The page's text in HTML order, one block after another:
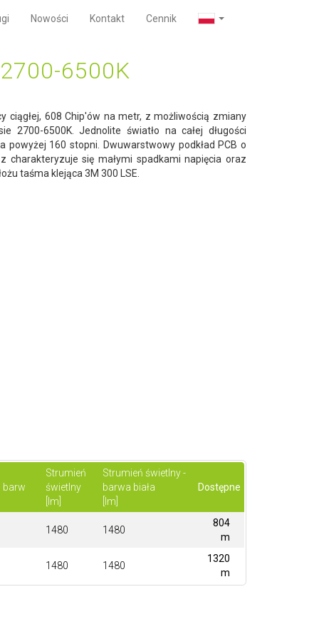
Nowości Kontakt Cennik
6500K
ciągłej, 608 Chip'ów na metr, z możliwością zmiany
2700-6500K. Jednolite światło na całej długości
powyżej 160 stopni. Dwuwarstwowy podkład PCB o
charakteryzuje się małymi spadkami napięcia oraz
taśma klejąca 3M 300 LSE.
barw
Strumień
świetlny
[lm]
Strumień świetlny -
barwa biała
[lm]
Dostępne
1480 1480
804
m
1480 1480
1320
m